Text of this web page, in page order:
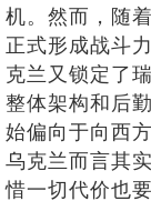
机。然而，随
正式形成战斗
克兰又锁定了
整体架构和后
始偏向于向西
乌克兰而言其
惜一切代价也